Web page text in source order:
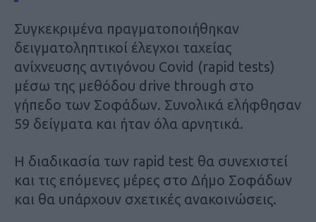
Συγκεκριμένα πραγματοποιήθηκαν
δειγματοληπτικοί έλεγχοι ταχείας
ανίχνευσης αντιγόνου Covid (rapid tests)
μέσω της μεθόδου drive through στο
γήπεδο των Σοφάδων. Συνολικά ελήφθησαν
59 δείγματα και ήταν όλα αρνητικά.
Η διαδικασία των rapid test θα συνεχιστεί
και τις επόμενες μέρες στο Δήμο Σοφάδων
και θα υπάρχουν σχετικές ανακοινώσεις.